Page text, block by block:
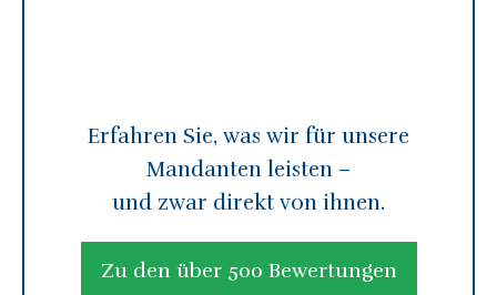
Erfahren Sie, was wir für unsere
Mandanten leisten –
und zwar direkt von ihnen.
Zu den über 500 Bewertungen